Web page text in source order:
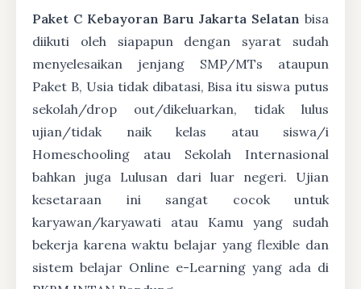
Paket C Kebayoran Baru Jakarta Selatan bisa
diikuti oleh siapapun dengan syarat sudah
menyelesaikan jenjang SMP/MTs ataupun
Paket B, Usia tidak dibatasi, Bisa itu siswa putus
sekolah/drop out/dikeluarkan, tidak lulus
ujian/tidak naik kelas atau siswa/i
Homeschooling atau Sekolah Internasional
bahkan juga Lulusan dari luar negeri. Ujian
kesetaraan ini sangat cocok untuk
karyawan/karyawati atau Kamu yang sudah
bekerja karena waktu belajar yang flexible dan
sistem belajar Online e-Learning yang ada di